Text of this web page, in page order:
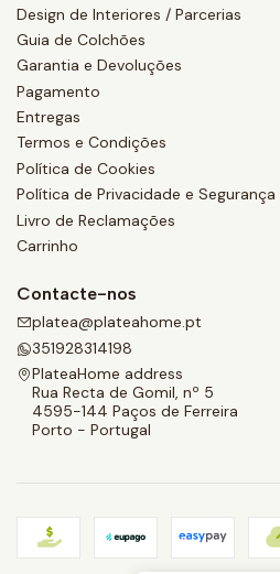
Design de Interiores / Parcerias
Guia de Colchões
Garantia e Devoluções
Pagamento
Entregas
Termos e Condições
Política de Cookies
Política de Privacidade e Segurança
Livro de Reclamações
Carrinho
Contacte-nos
platea@plateahome.pt
351928314198
PlateaHome address
Rua Recta de Gomil, nº 5
4595-144 Paços de Ferreira
Porto - Portugal